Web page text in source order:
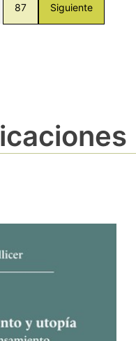
87 Siguiente